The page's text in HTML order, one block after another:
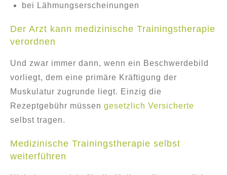
bei Lähmungserscheinungen
Der Arzt kann medizinische Trainingstherapie
verordnen
Und zwar immer dann, wenn ein Beschwerdebild
vorliegt, dem eine primäre Kräftigung der
Muskulatur zugrunde liegt. Einzig die
Rezeptgebühr müssen gesetzlich Versicherte
selbst tragen.
Medizinische Trainingstherapie selbst
weiterführen